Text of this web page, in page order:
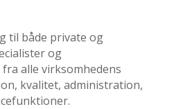
til både private og
og
alle virksomhedens
kvalitet, administration,